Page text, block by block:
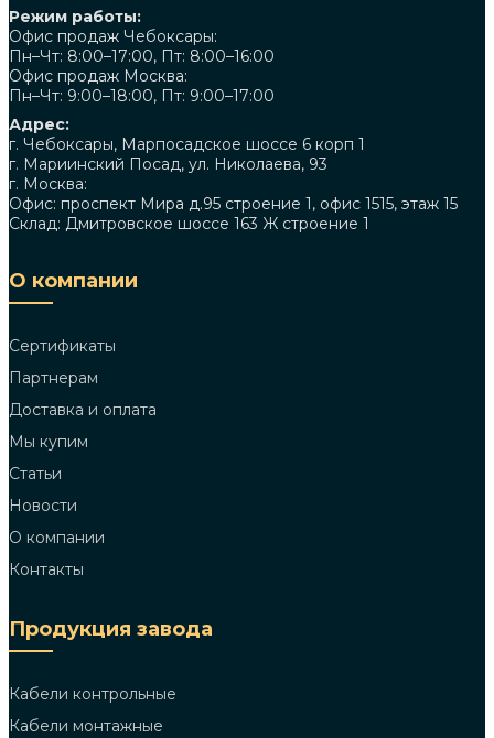
Режим работы:
Офис продаж Чебоксары:
Пн–Чт: 8:00–17:00, Пт: 8:00–16:00
Офис продаж Москва:
Пн–Чт: 9:00–18:00, Пт: 9:00–17:00
Адрес:
г. Чебоксары, Марпосадское шоссе 6 корп 1
г. Мариинский Посад, ул. Николаева, 93
г. Москва:
Офис: проспект Мира д.95 строение 1, офис 1515, этаж 15
Склад: Дмитровское шоссе 163 Ж строение 1
О компании
Сертификаты
Партнерам
Доставка и оплата
Мы купим
Статьи
Новости
О компании
Контакты
Продукция завода
Кабели контрольные
Кабели монтажные